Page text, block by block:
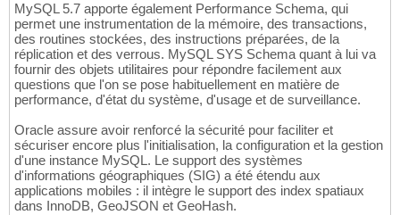
MySQL 5.7 apporte également Performance Schema, qui
permet une instrumentation de la mémoire, des transactions,
des routines stockées, des instructions préparées, de la
réplication et des verrous. MySQL SYS Schema quant à lui va
fournir des objets utilitaires pour répondre facilement aux
questions que l'on se pose habituellement en matière de
performance, d'état du système, d'usage et de surveillance.
Oracle assure avoir renforcé la sécurité pour faciliter et
sécuriser encore plus l'initialisation, la configuration et la gestion
d'une instance MySQL. Le support des systèmes
d'informations géographiques (SIG) a été étendu aux
applications mobiles : il intègre le support des index spatiaux
dans InnoDB, GeoJSON et GeoHash.